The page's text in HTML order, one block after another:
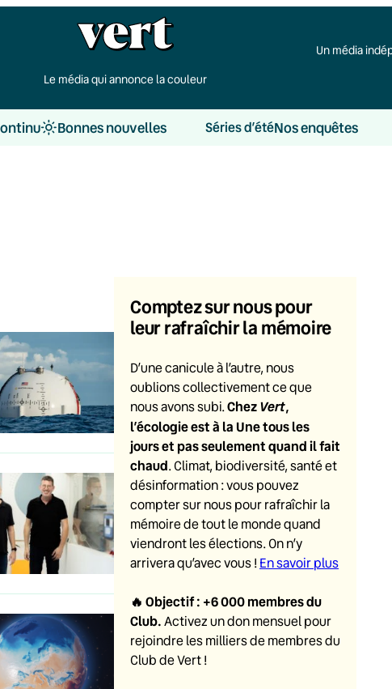
Le média qui annonce la couleur
Un média
Bonnes nouvelles Séries d’étéNos enquêtes
Comptez sur nous pour
leur rafraîchir la mémoire
D’une canicule à l’autre, nous
oublions collectivement ce que
nous avons subi. ChezVert,
l’écologie est à la Une tous les
jours et pas seulement quand il fait
chaud. Climat, biodiversité, santé et
désinformation : vous pouvez
compter sur nous pour rafraîchir la
mémoire de tout le monde quand
viendront les élections. On n’y
arrivera qu’avec vous ! En savoir plus
🔥 Objectif : +6 000 membres du
Club. Activez un don mensuel pour
rejoindre les milliers de membres du
Club de Vert !